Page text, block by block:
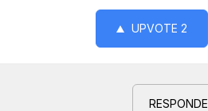
UPVOTE 2
RESPONDE